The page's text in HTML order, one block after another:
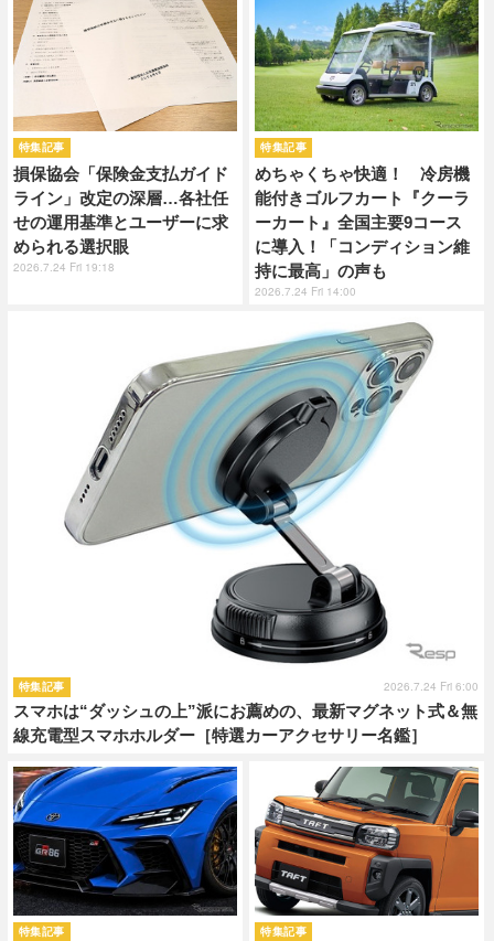
損保協会「保険金支払ガイド
ライン」改定の深層…各社任
せの運用基準とユーザーに求
められる選択眼
特集記事
2026.7.24 Fri 19:18
めちゃくちゃ快適！ 冷房機
能付きゴルフカート『クーラ
ーカート』全国主要9コース
に導入！「コンディション維
持に最高」の声も
特集記事
2026.7.24 Fri 14:00
スマホは“ダッシュの上”派にお薦めの、最新マグネット式＆無
線充電型スマホホルダー［特選カーアクセサリー名鑑］
特集記事 2026.7.24 Fri 6:00
特集記事 特集記事